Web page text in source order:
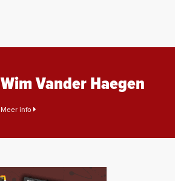
Wim Vander Haegen
Meer info